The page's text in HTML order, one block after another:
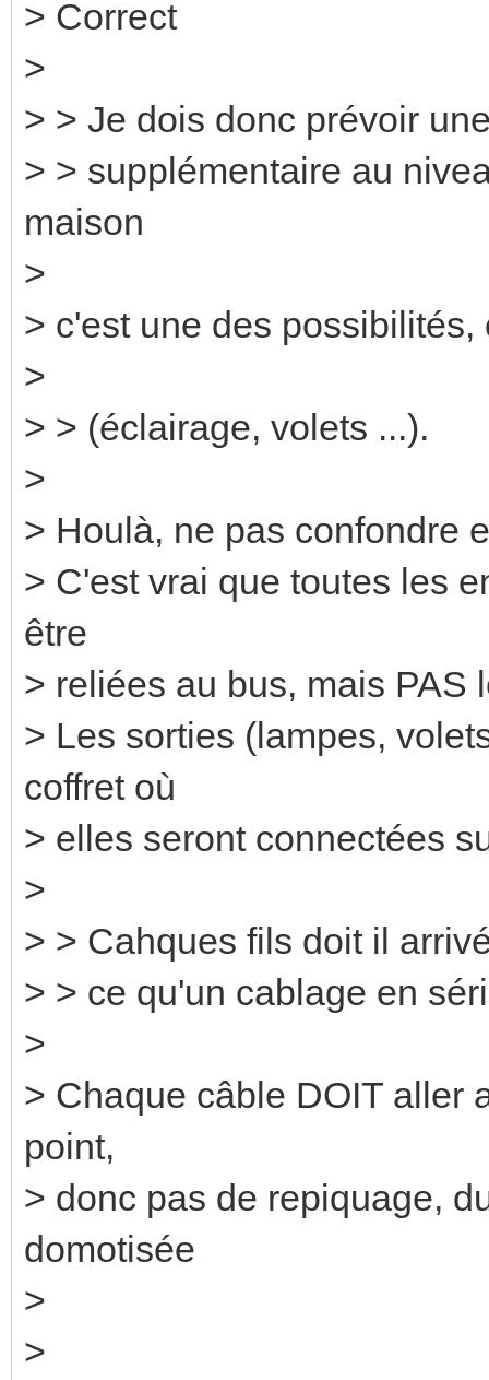
> Correct
>
> > Je dois donc prévoir
> > supplémentaire au
maison
>
> c'est une des possibilités,
>
> > (éclairage, volets ...).
>
> Houlà, ne pas confondre
> C'est vrai que toutes les
être
> reliées au bus, mais PAS
> Les sorties (lampes,
coffret où
> elles seront connectées
>
> > Cahques fils doit il
> > ce qu'un cablage en
>
> Chaque câble DOIT aller
point,
> donc pas de repiquage,
domotisée
>
>